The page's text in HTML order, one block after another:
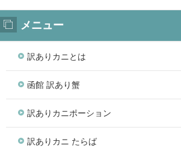
メニュー
訳ありカニとは
函館 訳あり蟹
訳ありカニポーション
訳ありカニ たらば